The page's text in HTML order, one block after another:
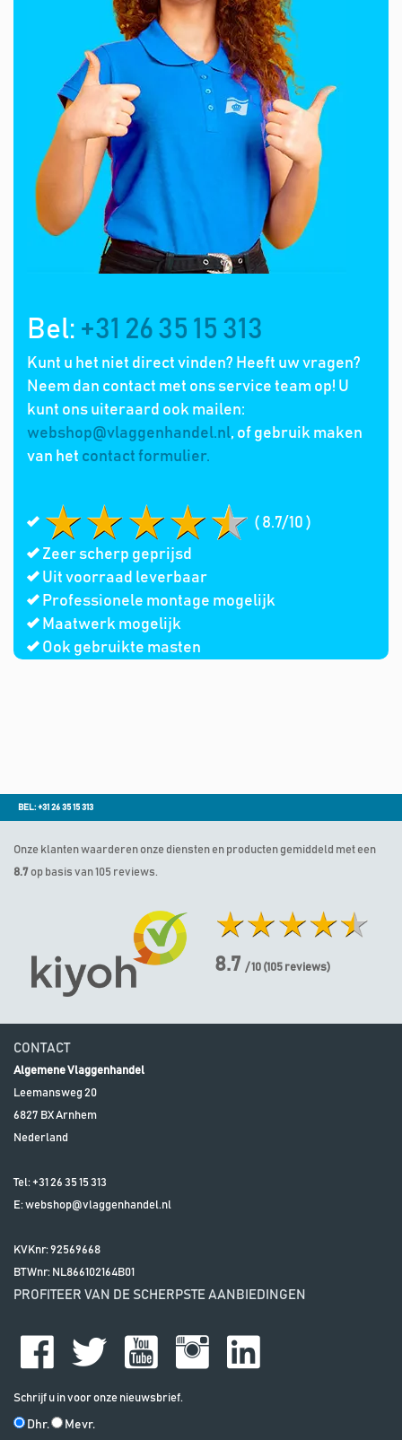
Bel: +31 26 35 15 313
Kunt u het niet direct vinden? Heeft uw vragen?
Neem dan contact met ons service team op! U
kunt ons uiteraard ook mailen:
webshop@vlaggenhandel.nl, of gebruik maken
van het contact formulier.
( 8.7/10 )
Zeer scherp geprijsd
Uit voorraad leverbaar
Professionele montage mogelijk
Maatwerk mogelijk
Ook gebruikte masten
BEL: +31 26 35 15 313
Onze klanten waarderen onze diensten en producten gemiddeld met een
8.7 op basis van 105 reviews.
8.7 / 10 (105 reviews)
CONTACT
Algemene Vlaggenhandel
Leemansweg 20
6827 BXArnhem
Nederland
Tel: +31 26 35 15 313
E:webshop@vlaggenhandel.nl
KVKnr: 92569668
BTWnr: NL866102164B01
PROFITEER VAN DE SCHERPSTE AANBIEDINGEN
Schrijf u in voor onze nieuwsbrief.
Dhr. Mevr.